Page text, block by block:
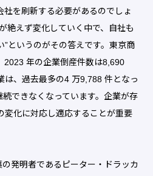
社を刷新する必要があるのでしょ
絶えず変化していく中で、自社も
というのがその答えです。東京商
2023 年の企業倒産件数は8,690
は、過去最多の4 万9,788 件となっ
できなくなっています。企業が存
変化に対応し適応することが重要
発明者であるピーター・ドラッカ